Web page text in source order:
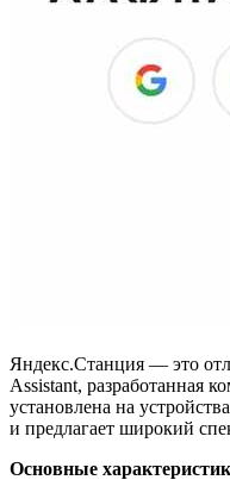
Яндекс.Станция — это
Assistant, разработанная
установлена на
и предлагает широкий
Основные